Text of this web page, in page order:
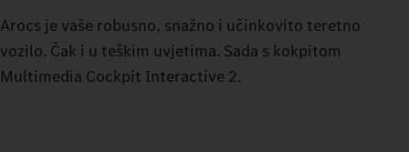
Arocs je vaše robusno, snažno i učinkovito teretno
vozilo. Čak i u teškim uvjetima. Sada s kokpitom
Multimedia Cockpit Interactive 2.